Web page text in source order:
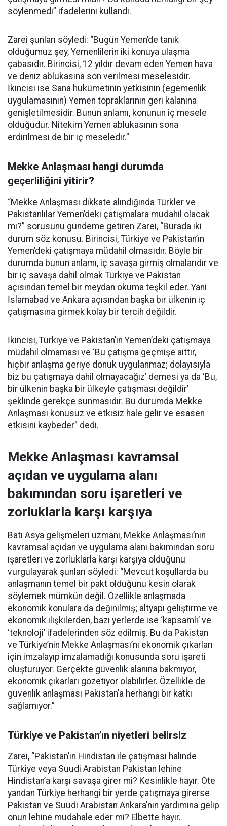
söylenmedi” ifadelerini kullandı.
Zarei şunları söyledi: “Bugün Yemen’de tanık
olduğumuz şey, Yemenlilerin iki konuya ulaşma
çabasıdır. Birincisi, 12 yıldır devam eden Yemen hava
ve deniz ablukasına son verilmesi meselesidir.
İkincisi ise Sana hükümetinin yetkisinin (egemenlik
uygulamasının) Yemen topraklarının geri kalanına
genişletilmesidir. Bunun anlamı, konunun iç mesele
olduğudur. Nitekim Yemen ablukasının sona
erdirilmesi de bir iç meseledir.”
Mekke Anlaşması hangi durumda
geçerliliğini yitirir?
“Mekke Anlaşması dikkate alındığında Türkler ve
Pakistanlılar Yemen’deki çatışmalara müdahil olacak
mı?” sorusunu gündeme getiren Zarei, “Burada iki
durum söz konusu. Birincisi, Türkiye ve Pakistan’ın
Yemen’deki çatışmaya müdahil olmasıdır. Böyle bir
durumda bunun anlamı, iç savaşa girmiş olmalarıdır ve
bir iç savaşa dahil olmak Türkiye ve Pakistan
açısından temel bir meydan okuma teşkil eder. Yani
İslamabad ve Ankara açısından başka bir ülkenin iç
çatışmasına girmek kolay bir tercih değildir.
İkincisi, Türkiye ve Pakistan’ın Yemen’deki çatışmaya
müdahil olmaması ve ‘Bu çatışma geçmişe aittir,
hiçbir anlaşma geriye dönük uygulanmaz; dolayısıyla
biz bu çatışmaya dahil olmayacağız’ demesi ya da ‘Bu,
bir ülkenin başka bir ülkeyle çatışması değildir’
şeklinde gerekçe sunmasıdır. Bu durumda Mekke
Anlaşması konusuz ve etkisiz hale gelir ve esasen
etkisini kaybeder” dedi.
Mekke Anlaşması kavramsal
açıdan ve uygulama alanı
bakımından soru işaretleri ve
zorluklarla karşı karşıya
Batı Asya gelişmeleri uzmanı, Mekke Anlaşması’nın
kavramsal açıdan ve uygulama alanı bakımından soru
işaretleri ve zorluklarla karşı karşıya olduğunu
vurgulayarak şunları söyledi: “Mevcut koşullarda bu
anlaşmanın temel bir pakt olduğunu kesin olarak
söylemek mümkün değil. Özellikle anlaşmada
ekonomik konulara da değinilmiş; altyapı geliştirme ve
ekonomik ilişkilerden, bazı yerlerde ise ‘kapsamlı’ ve
‘teknoloji’ ifadelerinden söz edilmiş. Bu da Pakistan
ve Türkiye’nin Mekke Anlaşması’nı ekonomik çıkarları
için imzalayıp imzalamadığı konusunda soru işareti
oluşturuyor. Gerçekte güvenlik alanına bakmıyor,
ekonomik çıkarları gözetiyor olabilirler. Özellikle de
güvenlik anlaşması Pakistan’a herhangi bir katkı
sağlamıyor.”
Türkiye ve Pakistan’ın niyetleri belirsiz
Zarei, “Pakistan’ın Hindistan ile çatışması halinde
Türkiye veya Suudi Arabistan Pakistan lehine
Hindistan’a karşı savaşa girer mi? Kesinlikle hayır. Öte
yandan Türkiye herhangi bir yerde çatışmaya girerse
Pakistan ve Suudi Arabistan Ankara’nın yardımına gelip
onun lehine müdahale eder mi? Elbette hayır.